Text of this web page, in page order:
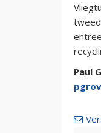
Paul